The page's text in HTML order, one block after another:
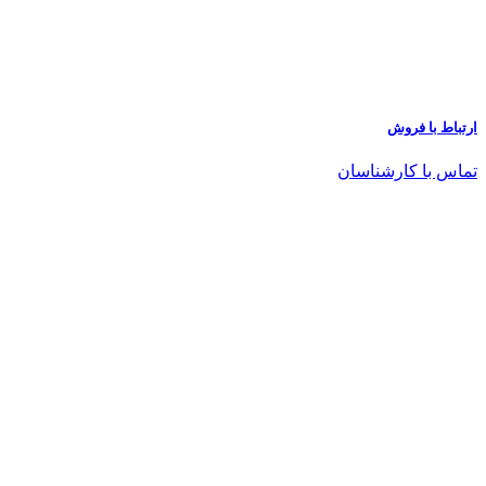
ارتباط با فروش
تماس با کارشناسان